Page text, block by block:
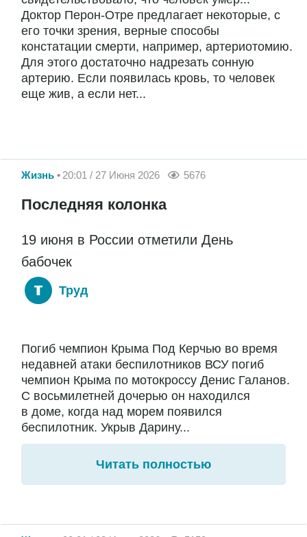
Доктор Перон-Отре предлагает некоторые, с
его точки зрения, верные способы
констатации смерти, например, артериотомию.
Для этого достаточно надрезать сонную
артерию. Если появилась кровь, то человек
еще жив, а если нет...
Жизнь 20:01 / 27 Июня 2026 5676
Последняя колонка
19 июня в России отметили День
бабочек
Труд
Погиб чемпион Крыма Под Керчью во время
недавней атаки беспилотников ВСУ погиб
чемпион Крыма по мотокроссу Денис Галанов.
С восьмилетней дочерью он находился
в доме, когда над морем появился
беспилотник. Укрыв Дарину...
Читать полностью